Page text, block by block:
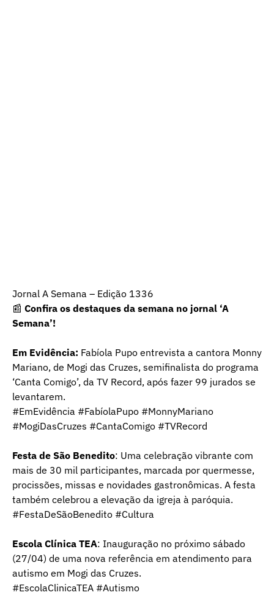
Jornal A Semana – Edição 1336
📰 Confira os destaques da semana no jornal ‘A
Semana’!
Em Evidência: Fabíola Pupo entrevista a cantora Monny
Mariano, de Mogi das Cruzes, semifinalista do programa
‘Canta Comigo’, da TV Record, após fazer 99 jurados se
levantarem.
#EmEvidência #FabíolaPupo #MonnyMariano
#MogiDasCruzes #CantaComigo #TVRecord
Festa de São Benedito: Uma celebração vibrante com
mais de 30 mil participantes, marcada por quermesse,
procissões, missas e novidades gastronômicas. A festa
também celebrou a elevação da igreja à paróquia.
#FestaDeSãoBenedito #Cultura
Escola Clínica TEA: Inauguração no próximo sábado
(27/04) de uma nova referência em atendimento para
autismo em Mogi das Cruzes.
#EscolaClinicaTEA #Autismo